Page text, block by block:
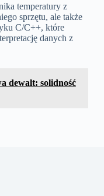
temperatury z
sprzętu, ale także
C/C++, które
danych z
dewalt: solidność